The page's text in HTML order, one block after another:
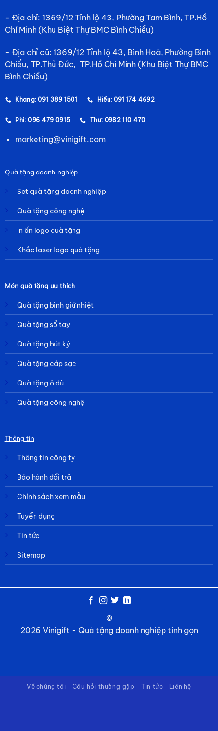
- Địa chỉ: 1369/12 Tỉnh lộ 43, Phường Tam Bình, TP.Hồ
Chí Minh (Khu Biệt Thự BMC Bình Chiểu)
- Địa chỉ cũ: 1369/12 Tỉnh lộ 43, Bình Hoà, Phường Bình
Chiểu, TP.Thủ Đức, TP.Hồ Chí Minh (Khu Biệt Thự BMC
Bình Chiểu)
Khang: 091 389 1501 Hiếu: 091 174 4692
Phi: 096 479 0915 Thư: 0982 110 470
marketing@vinigift.com
Quà tặng doanh nghiệp
Set quà tặng doanh nghiệp
Quà tặng công nghệ
In ấn logo quà tặng
Khắc laser logo quà tặng
Món quà tặng ưu thích
Quà tặng bình giữ nhiệt
Quà tặng sổ tay
Quà tặng bút ký
Quà tặng cáp sạc
Quà tặng ô dù
Quà tặng công nghệ
Thông tin
Thông tin công ty
Bảo hành đổi trả
Chính sách xem mẫu
Tuyển dụng
Tin tức
Sitemap
©
2026 Vinigift - Quà tặng doanh nghiệp tinh gọn
Về chúng tôi Câu hỏi thường gặp Tin tức Liên hệ